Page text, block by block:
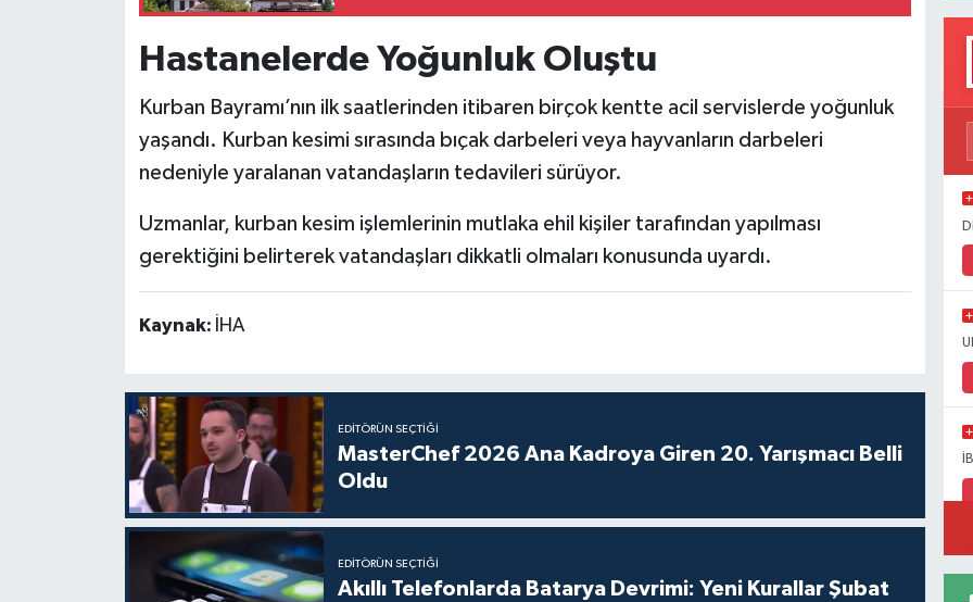
Hastanelerde Yoğunluk Oluştu
Kurban Bayramı’nın ilk saatlerinden itibaren birçok kentte acil servislerde yoğunluk
yaşandı. Kurban kesimi sırasında bıçak darbeleri veya hayvanların darbeleri
nedeniyle yaralanan vatandaşların tedavileri sürüyor.
Uzmanlar, kurban kesim işlemlerinin mutlaka ehil kişiler tarafından yapılması
gerektiğini belirterek vatandaşları dikkatli olmaları konusunda uyardı.
Kaynak: İHA
EDITÖRÜN SEÇTIĞI
MasterChef 2026 Ana Kadroya Giren 20. Yarışmacı Belli
Oldu
EDITÖRÜN SEÇTIĞI
Akıllı Telefonlarda Batarya Devrimi: Yeni Kurallar Şubat